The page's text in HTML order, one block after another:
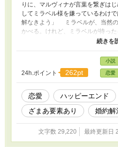
りに、マルヴィナが言葉を繋ぎは
してミラベル様を嫌っているわけ
解なきよう」 ミラベルが、当然
かべる。けれど、ミラベルが待っ
ーが勢いのまま、続ける。 「そう
の婚約を解消する気はないし、結
その……」 「……婚約を解消？ な
や、だから。婚約を解消する気
一呼吸置いてから、意を決したよ
た。 「子爵令嬢のマルヴィナ嬢を
くことを許してほしい」 ミラベル
開く。なんの冗談。口にしたいのに
24h.ポイント 262pt
小説
恋愛
恋愛 ハッピーエンド
ざまあ要素あり
婚約解
文字数 29,220 最終更新日